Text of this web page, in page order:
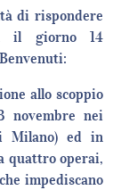
di rispondere
il giorno 14
allo scoppio
novembre nei
Milano) ed in
quattro operai,
impediscano